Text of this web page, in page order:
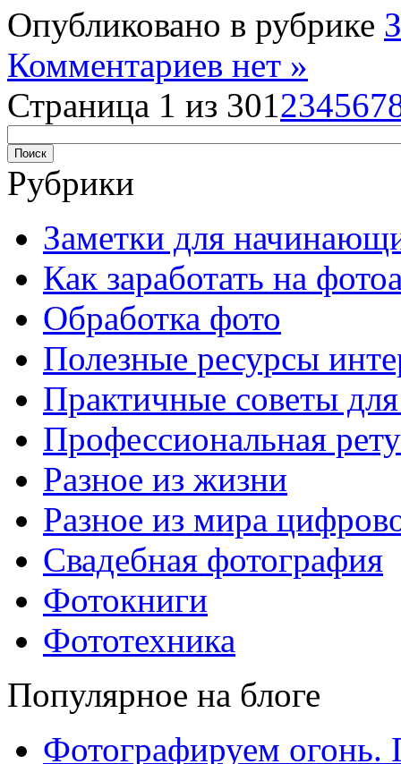
Опубликовано в рубрике
Комментариев нет »
Страница 1 из 301234567
Рубрики
Заметки для
Как заработать на
Обработка фото
Полезные ресурсы
Практичные советы
Профессиональная
Разное из жизни
Разное из мира
Свадебная фотография
Фотокниги
Фототехника
Популярное на блоге
Фотографируем огонь.